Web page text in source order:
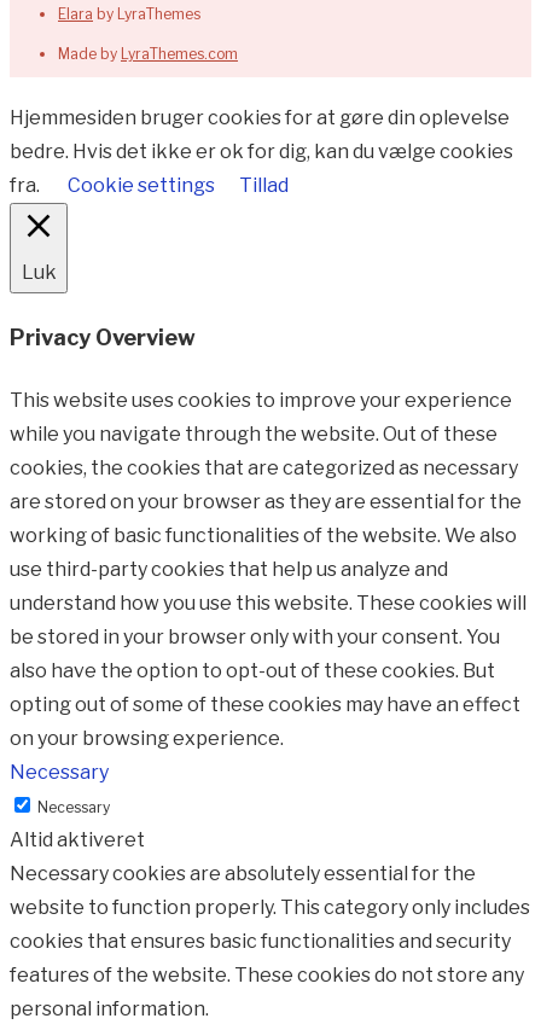
Elara by LyraThemes
Made by LyraThemes.com
Hjemmesiden bruger cookies for at gøre din oplevelse
bedre. Hvis det ikke er ok for dig, kan du vælge cookies
fra.
Cookie settings Tillad
Luk
Privacy Overview
This website uses cookies to improve your experience
while you navigate through the website. Out of these
cookies, the cookies that are categorized as necessary
are stored on your browser as they are essential for the
working of basic functionalities of the website. We also
use third-party cookies that help us analyze and
understand how you use this website. These cookies will
be stored in your browser only with your consent. You
also have the option to opt-out of these cookies. But
opting out of some of these cookies may have an effect
on your browsing experience.
Necessary
Necessary
Altid aktiveret
Necessary cookies are absolutely essential for the
website to function properly. This category only includes
cookies that ensures basic functionalities and security
features of the website. These cookies do not store any
personal information.